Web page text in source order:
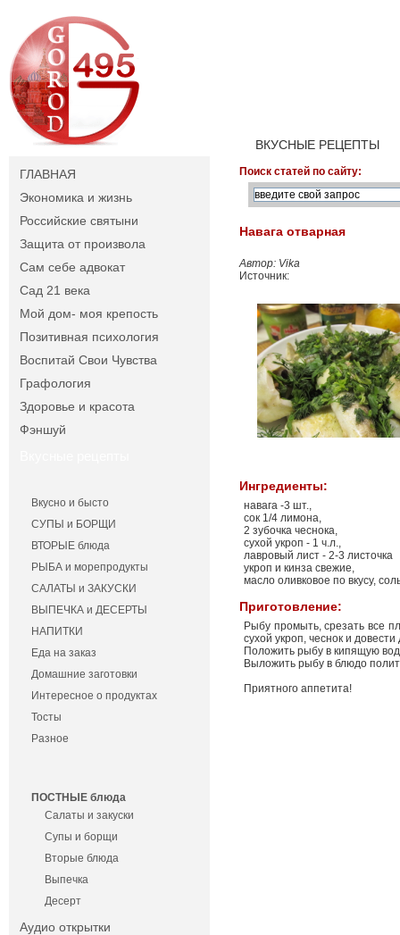
ГЛАВНАЯ
Экономика и жизнь
Российские святыни
Защита от произвола
Сам себе адвокат
Сад 21 века
Мой дом- моя крепость
Позитивная психология
Воспитай Свои Чувства
Графология
Здоровье и красота
Фэншуй
Вкусно и бысто
СУПЫ и БОРЩИ
ВТОРЫЕ блюда
РЫБА и морепродукты
САЛАТЫ и ЗАКУСКИ
ВЫПЕЧКА и ДЕСЕРТЫ
НАПИТКИ
Еда на заказ
Домашние заготовки
Интересное о продуктах
Тосты
Разное
ПОСТНЫЕ блюда
Салаты и закуски
Супы и борщи
Вторые блюда
Выпечка
Десерт
Аудио открытки
ВКУСНЫЕ РЕЦЕПТЫ
Поиск статей по сайту:
Навага отварная
Автор: Vika
Источник:
Ингредиенты:
навага -3 шт.,
сок 1/4 лимона,
2 зубочка чеснока,
сухой укроп - 1 ч.л.,
лавровый лист - 2-3 листочка
укроп и кинза свежие,
масло оливковое по вкусу,
Приготовление:
Рыбу промыть, срезать все
сухой укроп, чеснок и
Положить рыбу в кипящую
Выложить рыбу в блюдо
Приятного аппетита!